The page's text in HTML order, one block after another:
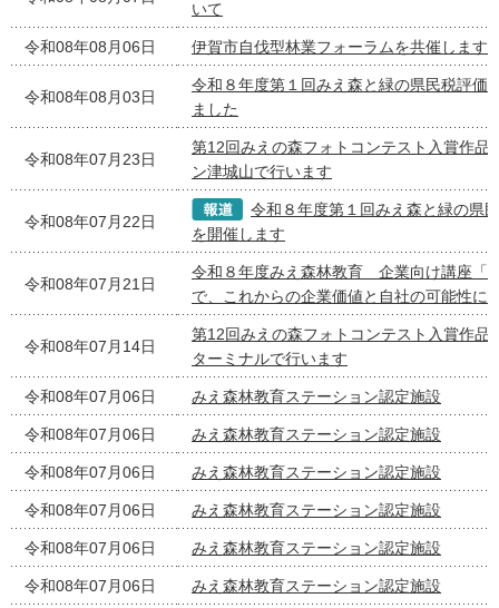
いて
令和08年08月06日 伊賀市自伐型林業フォーラムを共催します
令和08年08月03日
令和８年度第１回みえ森と緑の県民税評価
ました
令和08年07月23日
第12回みえの森フォトコンテスト入賞作品
ン津城山で行います
令和08年07月22日
令和８年度第１回みえ森と緑の県
を開催します
令和08年07月21日
令和８年度みえ森林教育 企業向け講座「
で、これからの企業価値と自社の可能性に
令和08年07月14日
第12回みえの森フォトコンテスト入賞作品
ターミナルで行います
令和08年07月06日 みえ森林教育ステーション認定施設
令和08年07月06日 みえ森林教育ステーション認定施設
令和08年07月06日 みえ森林教育ステーション認定施設
令和08年07月06日 みえ森林教育ステーション認定施設
令和08年07月06日 みえ森林教育ステーション認定施設
令和08年07月06日 みえ森林教育ステーション認定施設